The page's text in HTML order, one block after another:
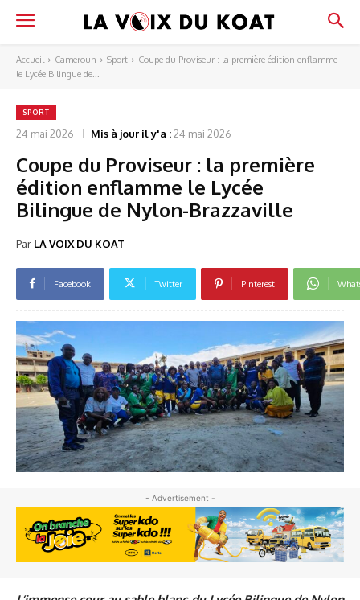
Accueil Cameroun Sport
Coupe du Proviseur : la première édition enflamme
le Lycée Bilingue de...
SPORT
24 mai 2026 Mis à jour il y'a :24 mai 2026
Coupe du Proviseur : la première
édition enflamme le Lycée
Bilingue de Nylon-Brazzaville
Par LA VOIX DU KOAT
Facebook Twitter Pinterest
- Advertisement -